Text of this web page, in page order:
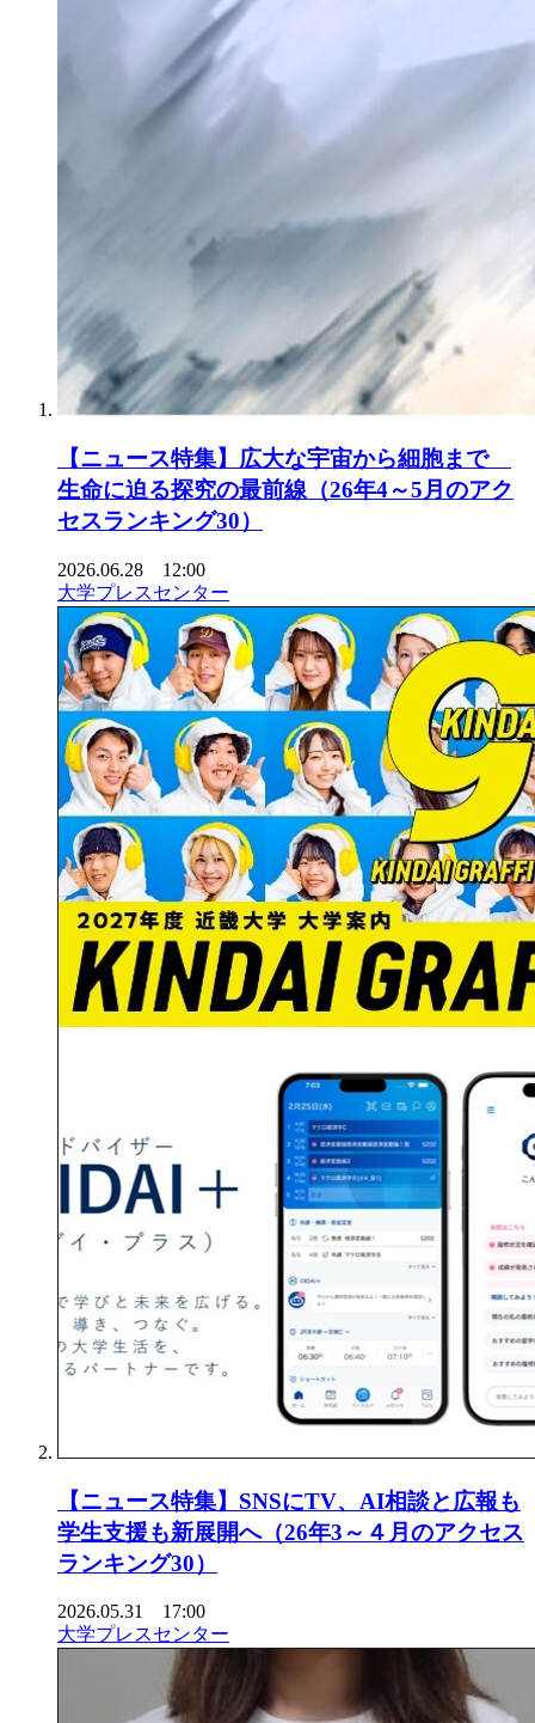
【ニュース特集】広大な宇宙から細胞まで
生命に迫る探究の最前線（26年4～5月のアク
セスランキング30）
2026.06.28 12:00
大学プレスセンター
【ニュース特集】SNSにTV、AI相談と広報も
学生支援も新展開へ（26年3～４月のアクセス
ランキング30）
2026.05.31 17:00
大学プレスセンター